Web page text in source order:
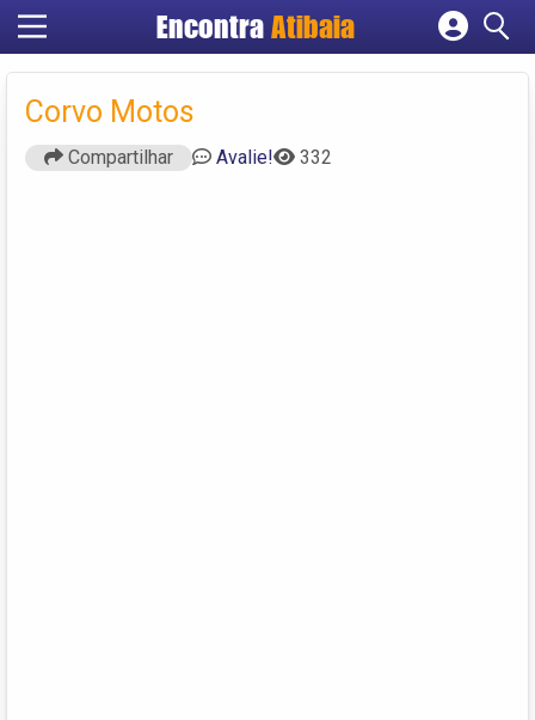
Encontra Atibaia
Cadastrar empresa
Corvo Motos
Compartilhar Avalie! 332